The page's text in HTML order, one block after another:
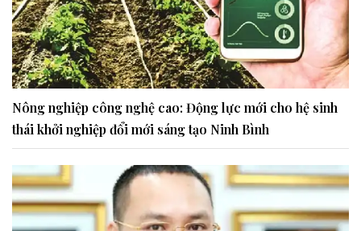
Nông nghiệp công nghệ cao: Động lực mới cho hệ sinh
thái khởi nghiệp đổi mới sáng tạo Ninh Bình